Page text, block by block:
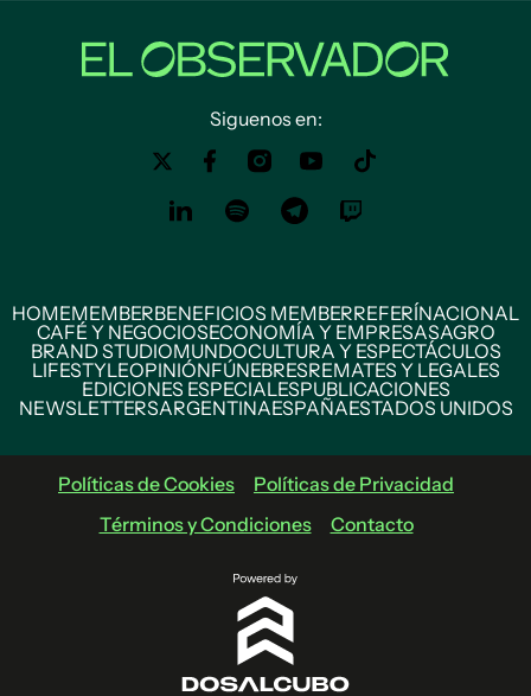
Siguenos en:
HOMEMEMBERBENEFICIOS MEMBERREFERÍNACIONAL
CAFÉ Y NEGOCIOSECONOMÍA Y EMPRESASAGRO
BRAND STUDIOMUNDOCULTURA Y ESPECTÁCULOS
LIFESTYLEOPINIÓNFÚNEBRESREMATES Y LEGALES
EDICIONES ESPECIALESPUBLICACIONES
NEWSLETTERSARGENTINAESPAÑAESTADOS UNIDOS
Políticas de Cookies
Políticas de Privacidad
Términos y Condiciones
Contacto